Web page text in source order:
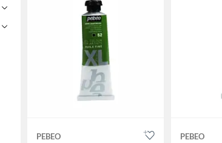
PEBEO PEBEO